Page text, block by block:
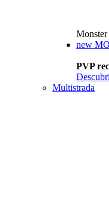
Monster
new
PVP
Multistrada